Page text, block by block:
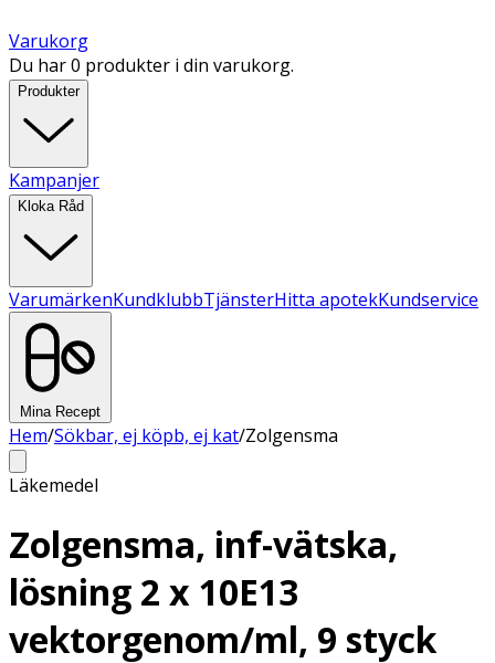
Varukorg
Du har 0 produkter i din varukorg.
Produkter
Kampanjer
Kloka Råd
VarumärkenKundklubbTjänsterHitta apotekKundservice
Mina Recept
Hem/Sökbar, ej köpb, ej kat/Zolgensma
Läkemedel
Zolgensma, inf-vätska,
lösning 2 x 10E13
vektorgenom/ml, 9 styck